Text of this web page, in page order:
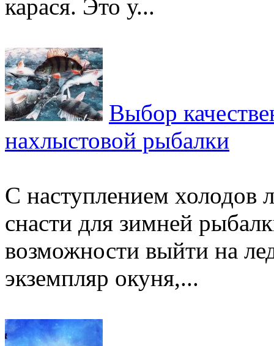
карася. Это у...
Выбор
нахлыстовой рыбалки
С наступлением холодов
снасти для зимней
возможности выйти на
экземпляр окуня,...